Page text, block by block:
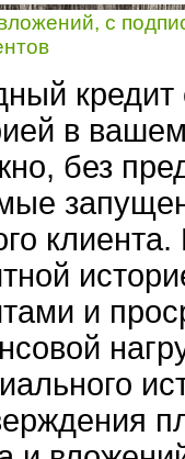
с
в
без
и